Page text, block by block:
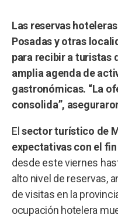
Las reservas
Posadas y otras
para recibir a turistas
amplia agenda de
gastronómicas. “La
consolida”,
Elsector turístico de
expectativas con el fin
desde este viernes
alto nivel de reservas,
de visitas en la
ocupación hotelera